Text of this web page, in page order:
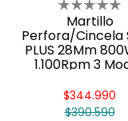
Martillo
Perfora/Cincela
PLUS 28Mm
1.100Rpm 3
$390.590
$344.990